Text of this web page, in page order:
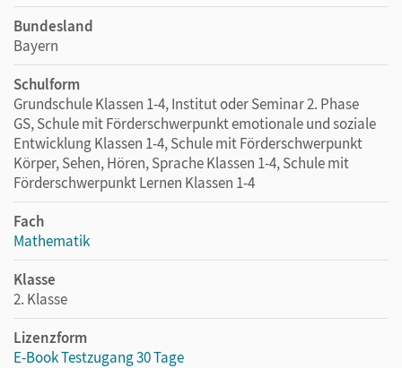
Bundesland
Bayern
Schulform
Grundschule Klassen 1-4, Institut oder Seminar 2. Phase
GS, Schule mit Förderschwerpunkt emotionale und soziale
Entwicklung Klassen 1-4, Schule mit Förderschwerpunkt
Körper, Sehen, Hören, Sprache Klassen 1-4, Schule mit
Förderschwerpunkt Lernen Klassen 1-4
Fach
Mathematik
Klasse
2. Klasse
Lizenzform
E-Book Testzugang 30 Tage